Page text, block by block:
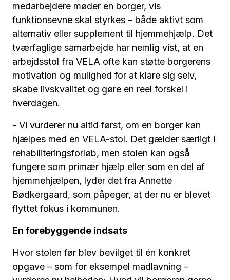
medarbejdere møder en borger, vis
funktionsevne skal styrkes – både aktivt som
alternativ eller supplement til hjemmehjælp. Det
tværfaglige samarbejde har nemlig vist, at en
arbejdsstol fra VELA ofte kan støtte borgerens
motivation og mulighed for at klare sig selv,
skabe livskvalitet og gøre en reel forskel i
hverdagen.
- Vi vurderer nu altid først, om en borger kan
hjælpes med en VELA-stol. Det gælder særligt i
rehabiliteringsforløb, men stolen kan også
fungere som primær hjælp eller som en del af
hjemmehjælpen, lyder det fra Annette
Bødkergaard, som påpeger, at der nu er blevet
flyttet fokus i kommunen.
En forebyggende indsats
Hvor stolen før blev bevilget til én konkret
opgave – som for eksempel madlavning –